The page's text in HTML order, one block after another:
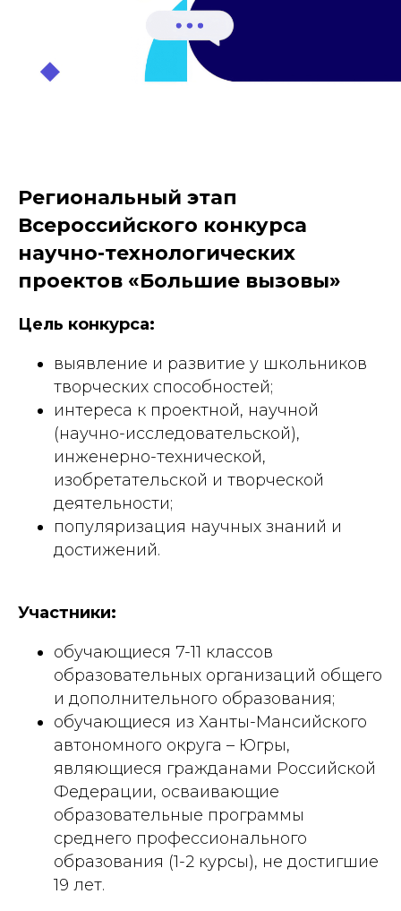
Региональный этап
Всероссийского конкурса
научно-технологических
проектов «Большие вызовы»
Цель конкурса:
выявление и развитие у школьников
творческих способностей;
интереса к проектной, научной
(научно-исследовательской),
инженерно-технической,
изобретательской и творческой
деятельности;
популяризация научных знаний и
достижений.
Участники:
обучающиеся 7-11 классов
образовательных организаций общего
и дополнительного образования;
обучающиеся из Ханты-Мансийского
автономного округа – Югры,
являющиеся гражданами Российской
Федерации, осваивающие
образовательные программы
среднего профессионального
образования (1-2 курсы), не достигшие
19 лет.